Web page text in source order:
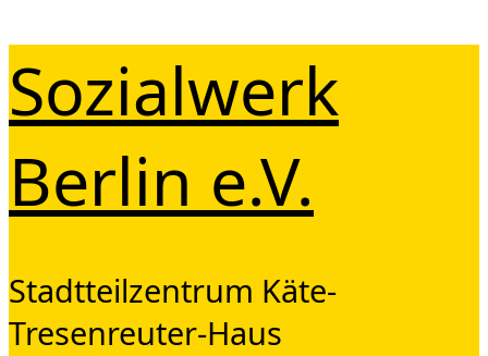
Zum
Inhalt
springen
Sozialwerk
Berlin e.V.
Stadtteilzentrum Käte-
Tresenreuter-Haus